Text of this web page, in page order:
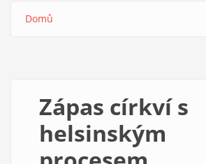
Domů
Zápas církví s
helsinským